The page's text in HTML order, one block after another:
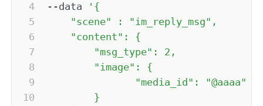
--data
'{
    "scene" : "im_reply_msg",
    "content": {
        "msg_type": 2,
        "image": {
               "media_id": "@aaaa"
        }